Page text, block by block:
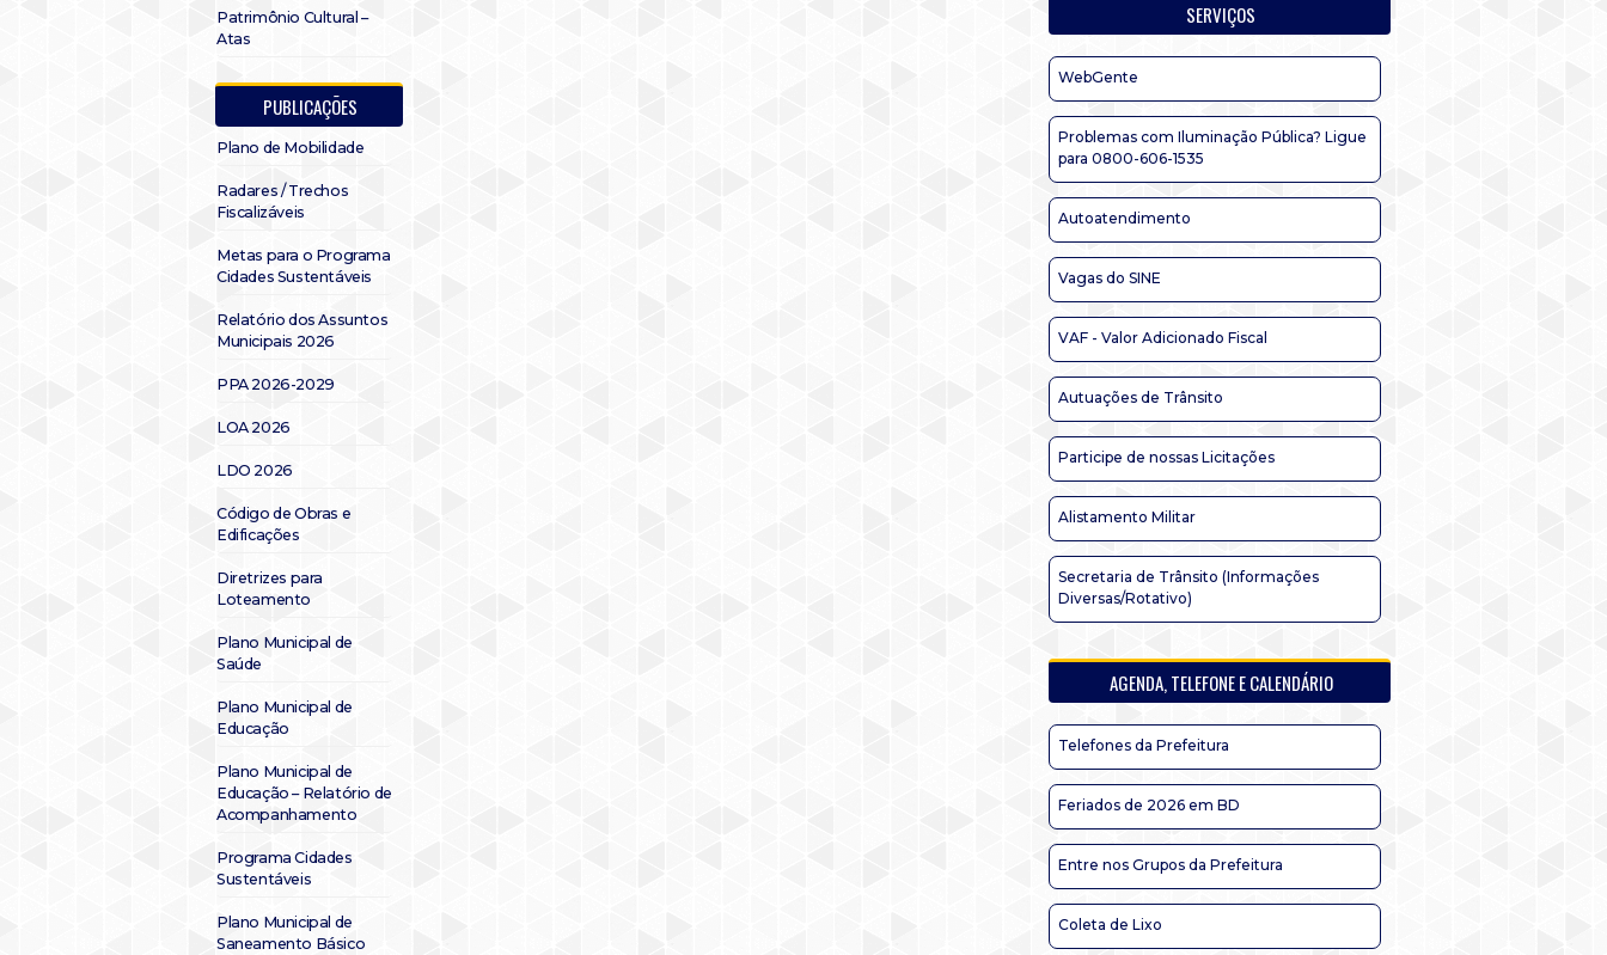
Patrimônio Cultural –
Atas
PUBLICAÇÕES
Plano de Mobilidade
Radares / Trechos
Fiscalizáveis
Metas para o Programa
Cidades Sustentáveis
Relatório dos Assuntos
Municipais 2026
PPA 2026-2029
LOA 2026
LDO 2026
Código de Obras e
Edificações
Diretrizes para
Loteamento
Plano Municipal de
Saúde
Plano Municipal de
Educação
Plano Municipal de
Educação – Relatório de
Acompanhamento
Programa Cidades
Sustentáveis
Plano Municipal de
Saneamento Básico
SERVIÇOS
WebGente
Problemas com Iluminação Pública? Ligue
para 0800-606-1535
Autoatendimento
Vagas do SINE
VAF - Valor Adicionado Fiscal
Autuações de Trânsito
Participe de nossas Licitações
Alistamento Militar
Secretaria de Trânsito (Informações
Diversas/Rotativo)
AGENDA, TELEFONE E CALENDÁRIO
Telefones da Prefeitura
Feriados de 2026 em BD
Entre nos Grupos da Prefeitura
Coleta de Lixo